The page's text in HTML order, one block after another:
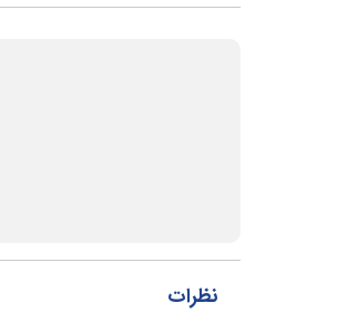
نظرات